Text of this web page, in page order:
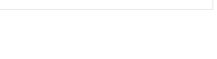
록번호, 통신판매업 신고번호 및 개인정보관리책임자 등을 이용자가 쉽게 알 수